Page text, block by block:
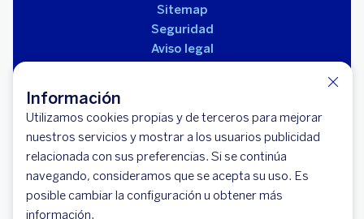
Información
Utilizamos cookies propias y de terceros para mejorar
nuestros servicios y mostrar a los usuarios publicidad
relacionada con sus preferencias. Si se continúa
navegando, consideramos que se acepta su uso. Es
posible cambiar la configuración u obtener más
información.
Sitemap
Seguridad
Aviso legal